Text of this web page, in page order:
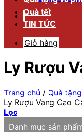
Quà tết
TIN TỨC
Giỏ hàng
Ly Rượu
Trang chủ / Quà
Ly Rượu Vang Cao
Lọc
Danh mục sản